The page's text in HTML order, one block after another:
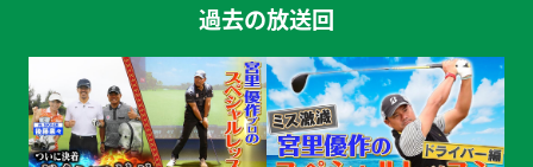
過去の放送回